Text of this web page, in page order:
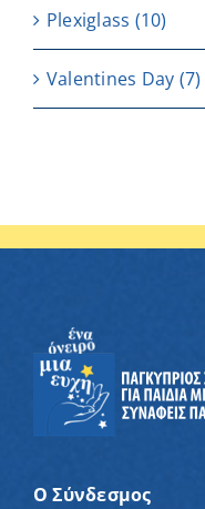
Plexiglass (10)
Valentines Day (7)
Ο Σύνδεσμος